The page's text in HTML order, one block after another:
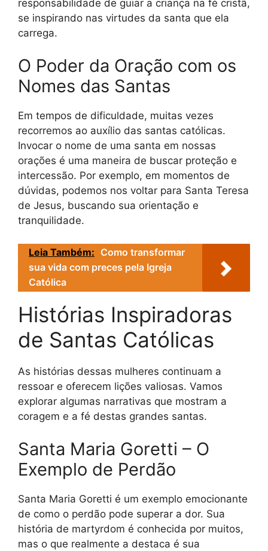
responsabilidade de guiar a criança na fé cristã,
se inspirando nas virtudes da santa que ela
carrega.
O Poder da Oração com os
Nomes das Santas
Em tempos de dificuldade, muitas vezes
recorremos ao auxílio das santas católicas.
Invocar o nome de uma santa em nossas
orações é uma maneira de buscar proteção e
intercessão. Por exemplo, em momentos de
dúvidas, podemos nos voltar para Santa Teresa
de Jesus, buscando sua orientação e
tranquilidade.
Leia Também: Como transformar
sua vida com preces pela Igreja
Católica
Histórias Inspiradoras
de Santas Católicas
As histórias dessas mulheres continuam a
ressoar e oferecem lições valiosas. Vamos
explorar algumas narrativas que mostram a
coragem e a fé destas grandes santas.
Santa Maria Goretti – O
Exemplo de Perdão
Santa Maria Goretti é um exemplo emocionante
de como o perdão pode superar a dor. Sua
história de martyrdom é conhecida por muitos,
mas o que realmente a destaca é sua